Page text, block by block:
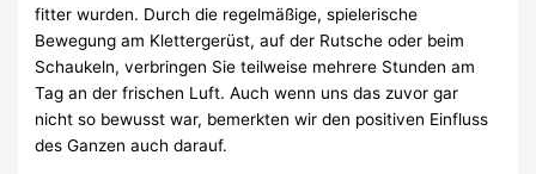
fitter wurden. Durch die regelmäßige, spielerische
Bewegung am Klettergerüst, auf der Rutsche oder beim
Schaukeln, verbringen Sie teilweise mehrere Stunden am
Tag an der frischen Luft. Auch wenn uns das zuvor gar
nicht so bewusst war, bemerkten wir den positiven Einfluss
des Ganzen auch darauf.